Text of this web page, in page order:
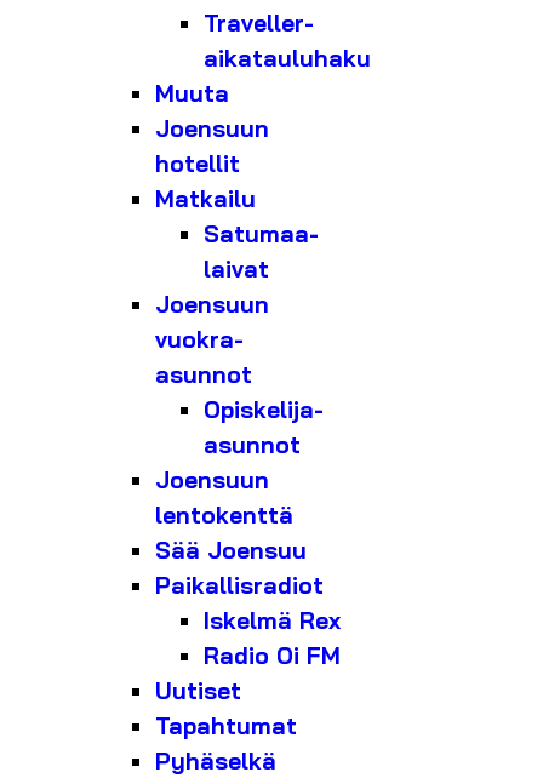
Traveller-
aikatauluhaku
Muuta
Joensuun
hotellit
Matkailu
Satumaa-
laivat
Joensuun
vuokra-
asunnot
Opiskelija-
asunnot
Joensuun
lentokenttä
Sää Joensuu
Paikallisradiot
Iskelmä Rex
Radio Oi FM
Uutiset
Tapahtumat
Pyhäselkä